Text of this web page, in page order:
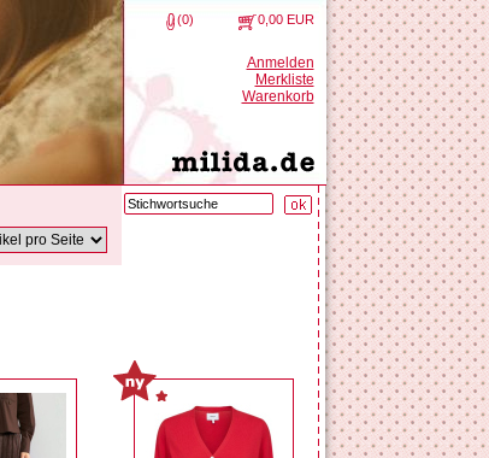
(0) 0,00 EUR
Anmelden
Merkliste
Warenkorb